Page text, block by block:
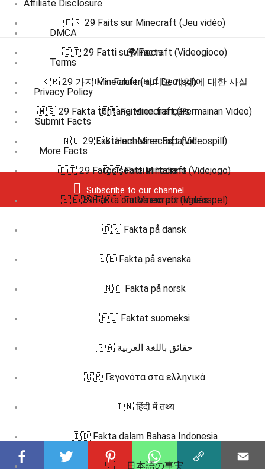
Affiliate Disclosure
DMCA
Terms
Privacy Policy
Submit Facts
More Facts
Subscribe to our channel
🇫🇷 29 Faits sur Minecraft (Jeu vidéo)
🇮🇹 29 Fatti su Minecraft (Videogioco)
🇰🇷 29 가지 Minecraft (비디오 게임)에 대한 사실
🇲🇸 29 Fakta tentang Minecraft (Permainan Video)
🇳🇴 29 Fakta om Minecraft (Videospill)
🇵🇹 29 Fatos sobre Minecraft (Videjogo)
🇸🇪 29 Fakta om Minecraft (Videospel)
🌍 Facts
🇩🇪 Fakten auf Deutsch
🇫🇷 Faits en français
🇪🇸 Hechos en Español
🇮🇹 Fatti in Italiano
🇧🇷 🇵🇹 Fatos em português
🇩🇰 Fakta på dansk
🇸🇪 Fakta på svenska
🇳🇴 Fakta på norsk
🇫🇮 Faktat suomeksi
🇸🇦 حقائق باللغة العربية
🇬🇷 Γεγονότα στα ελληνικά
🇮🇳 हिंदी में तथ्य
🇮🇩 Fakta dalam Bahasa Indonesia
🇯🇵 日本語の事実